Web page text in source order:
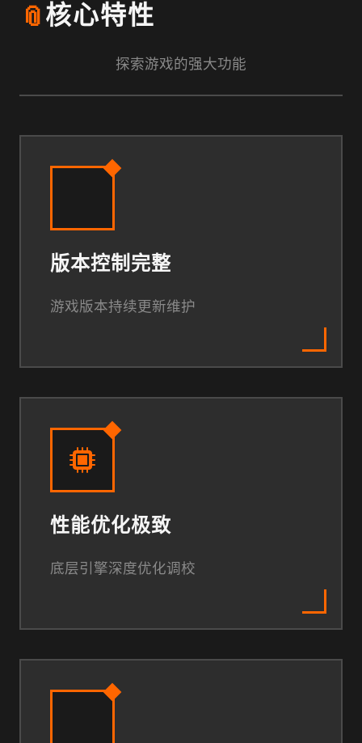
📎核心特性
探索游戏的强大功能
版本控制完整
游戏版本持续更新维护
性能优化极致
底层引擎深度优化调校